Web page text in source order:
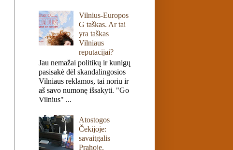
Vilnius-Europos
G taškas. Ar tai
yra taškas
Vilniaus
reputacijai?
Jau nemažai politikų ir kunigų
pasisakė dėl skandalingosios
Vilniaus reklamos, tai noriu ir
aš savo numonę išsakyti. "Go
Vilnius" ...
Atostogos
Čekijoje:
savaitgalis
Prahoje.